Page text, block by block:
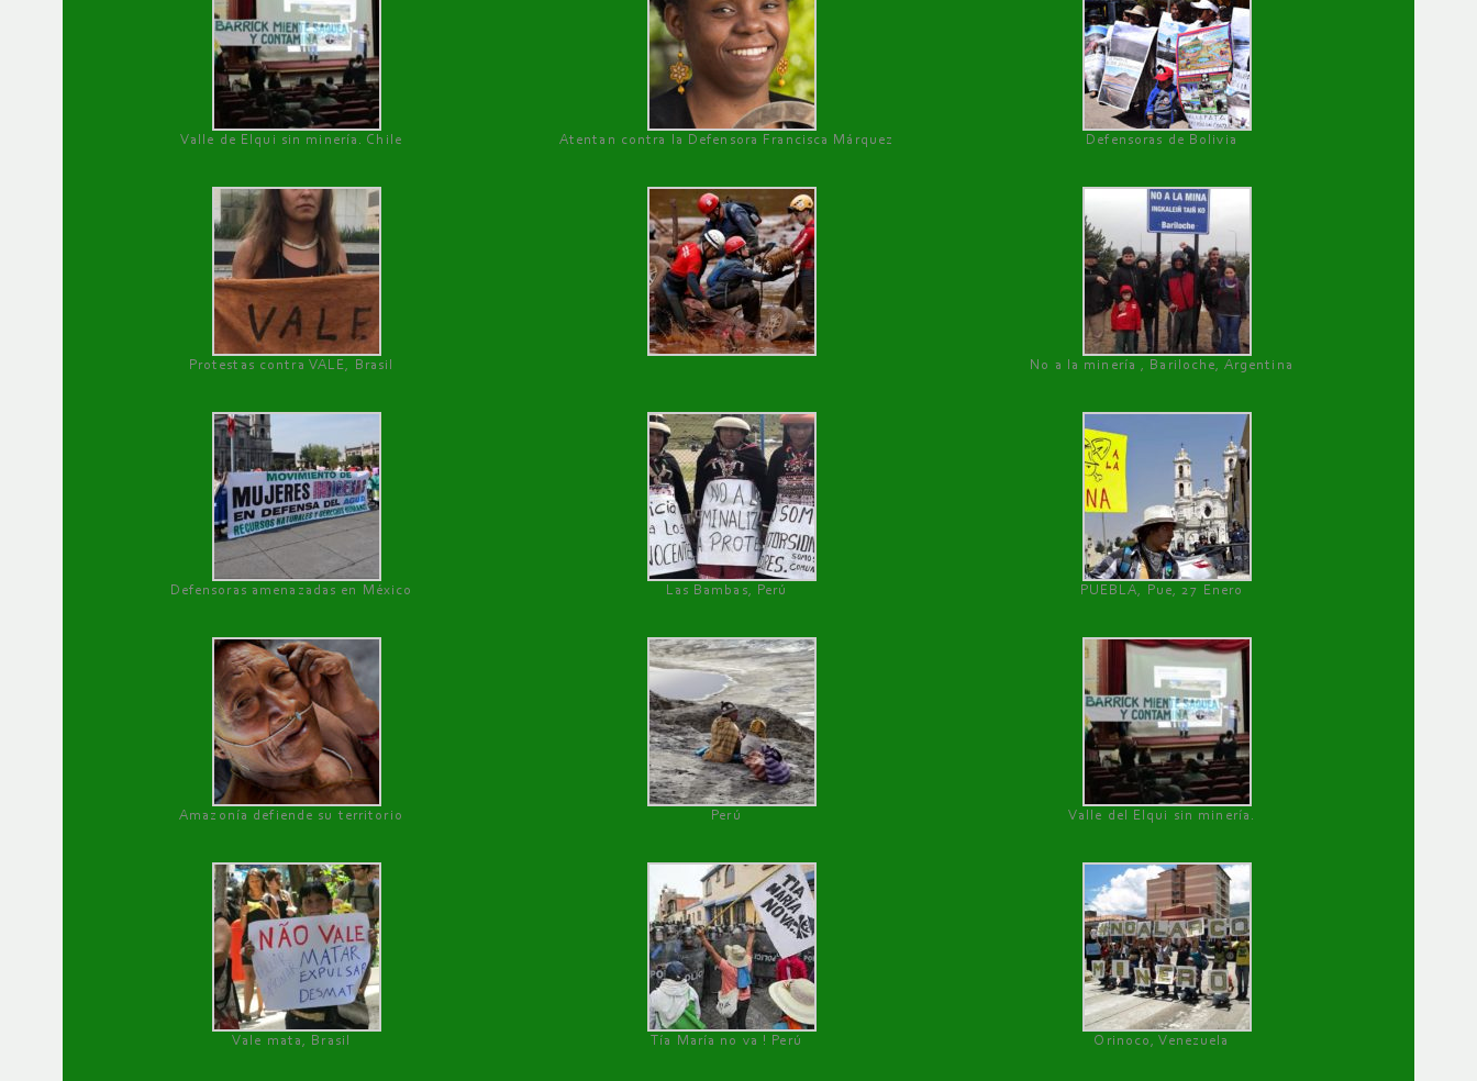
Valle de Elqui sin minería. Chile Atentan contra la Defensora Francisca Márquez Defensoras de Bolivia
Protestas contra VALE, Brasil No a la minería , Bariloche, Argentina
Defensoras amenazadas en México Las Bambas, Perú PUEBLA, Pue, 27 Enero
Amazonía defiende su territorio Perú Valle del Elqui sin minería.
Vale mata, Brasil Tía María no va ! Perú Orinoco, Venezuela